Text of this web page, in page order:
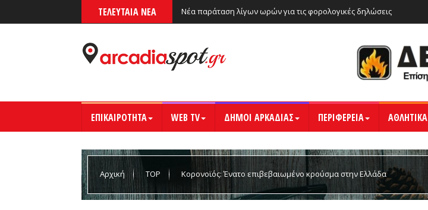
ΤΕΛΕΥΤΑΙΑ ΝΕΑ Νέα παράταση λίγων ωρών για τις φορολογικές δηλώσεις
ΕΠΙΚΑΙΡΟΤΗΤΑ WEB TV ΔΗΜΟΙ ΑΡΚΑΔΙΑΣ ΠΕΡΙΦΕΡΕΙΑ ΑΘΛΗΤΙΚΑ
Αρχική TOP Κορονοϊός: Ένατο επιβεβαιωμένο κρούσμα στην Ελλάδα